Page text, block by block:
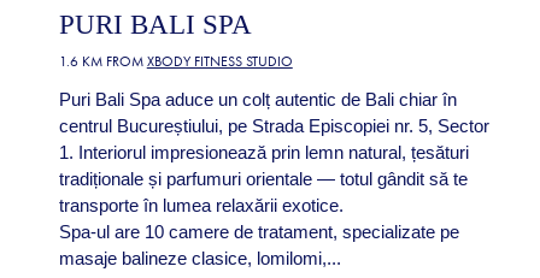
PURI BALI SPA
1.6 KM FROM XBODY FITNESS STUDIO
Puri Bali Spa aduce un colț autentic de Bali chiar în
centrul Bucureștiului, pe Strada Episcopiei nr. 5, Sector
1. Interiorul impresionează prin lemn natural, țesături
tradiționale și parfumuri orientale — totul gândit să te
transporte în lumea relaxării exotice.
Spa-ul are 10 camere de tratament, specializate pe
masaje balineze clasice, lomilomi,...